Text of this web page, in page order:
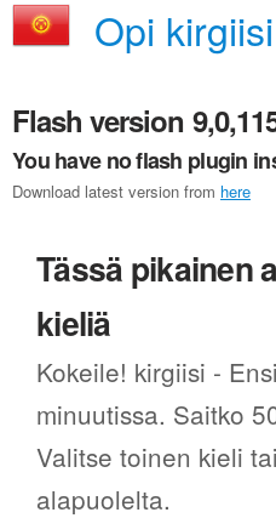
Opi kirgiisi
Flash version
You have no flash plugin
Download latest version from here
Tässä pikainen
kieliä
Kokeile! kirgiisi -
minuutissa. Saitko
Valitse toinen kieli
alapuolelta.